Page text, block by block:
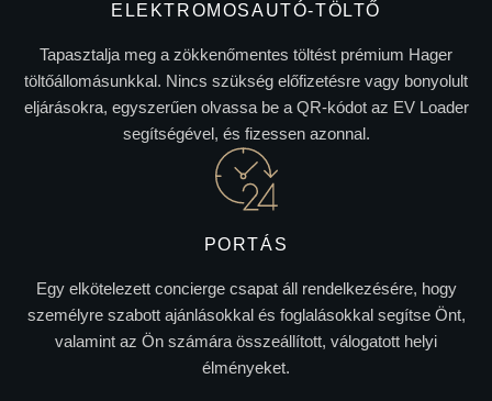
ELEKTROMOSAUTÓ-TÖLTŐ
Tapasztalja meg a zökkenőmentes töltést prémium Hager
töltőállomásunkkal. Nincs szükség előfizetésre vagy bonyolult
eljárásokra, egyszerűen olvassa be a QR-kódot az EV Loader
segítségével, és fizessen azonnal.
PORTÁS
Egy elkötelezett concierge csapat áll rendelkezésére, hogy
személyre szabott ajánlásokkal és foglalásokkal segítse Önt,
valamint az Ön számára összeállított, válogatott helyi
élményeket.